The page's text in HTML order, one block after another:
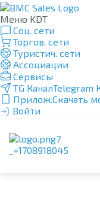
Меню KDT
Соц. сети
Торгов. сети
Туристич. сети
Ассоциации
Сервисы
TG КаналTelegram
Прилож.Скачать
Войти